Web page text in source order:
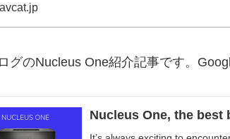
グのNucleus One紹介記事です。
Nucleus One, the best